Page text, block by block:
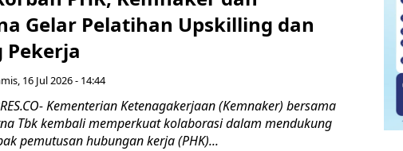
Gelar Pelatihan Upskilling dan
Pekerja
16 Jul 2026 - 14:44
Kementerian Ketenagakerjaan (Kemnaker) bersama
Tbk kembali memperkuat kolaborasi dalam mendukung
pemutusan hubungan kerja (PHK)...